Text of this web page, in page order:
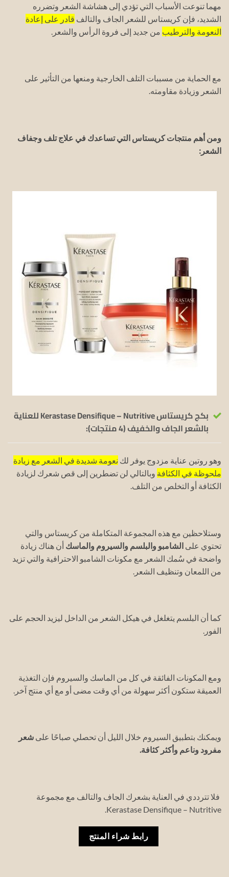
مهما تنوعت الأسباب التي تؤدي إلى هشاشة الشعر وتضرره
الشديد، فإن كريستاس للشعر الجاف والتالف قادر على إعادة
النعومة والترطيب من جديد إلى فروة الرأس والشعر.
مع الحماية من مسببات التلف الخارجية ومنعها من التأثير على
الشعر وزيادة مقاومته.
ومن أهم منتجات كريستاس التي تساعدك في علاج تلف وجفاف
الشعر:
بكج كريستاس Kerastase Densifique – Nutritive للعناية
بالشعر الجاف والخفيف (4 منتجات):
وهو روتين عناية مزدوج يوفر لك نعومة شديدة في الشعر مع زيادة
ملحوظة في الكثافة وبالتالي لن تضطرين إلى قص شعرك لزيادة
الكثافة أو التخلص من التلف.
وستلاحظين مع هذه المجموعة المتكاملة من كريستاس والتي
تحتوي على الشامبو والبلسم والسيروم والماسك أن هناك زيادة
واضحة في سُمك الشعر مع مكونات الشامبو الاحترافية والتي تزيد
من اللمعان وتنظيف الشعر.
كما أن البلسم يتغلغل في هيكل الشعر من الداخل ليزيد الحجم على
الفور.
ومع المكونات الفائقة في كل من الماسك والسيروم فإن التغذية
العميقة ستكون أكثر سهولة من أي وقت مضى أو مع أي منتج آخر.
ويمكنك بتطبيق السيروم خلال الليل أن تحصلي صباحًا على شعر
مفرود وناعم وأكثر كثافة.
فلا تترددي في العناية بشعرك الجاف والتالف مع مجموعة
Kerastase Densifique – Nutritive.
رابط شراء المنتج